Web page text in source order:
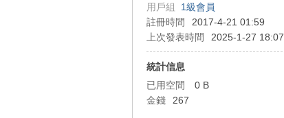
用戶組 1級會員
註冊時間
2017-4-21 01:59
上次發表時間
2025-1-27 18:07
統計信息
已用空間
0 B
金錢
267